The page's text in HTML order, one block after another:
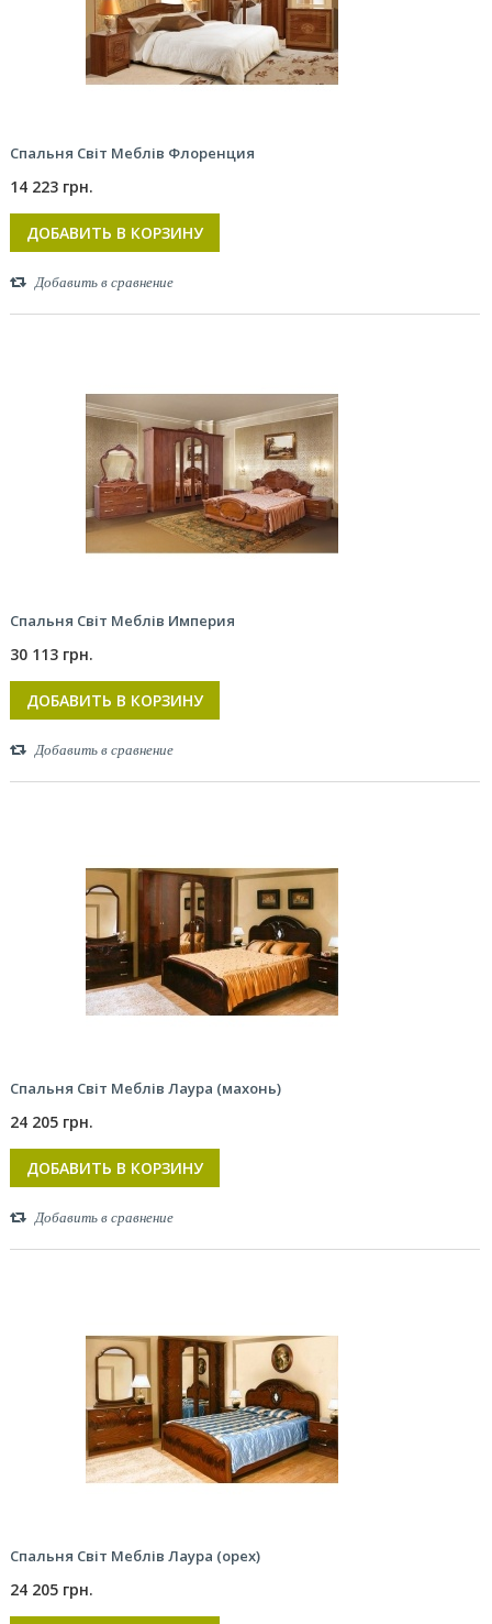
Спальня Світ Меблів Флоренция
14 223 грн.
ДОБАВИТЬ В КОРЗИНУ
Добавить в сравнение
Спальня Світ Меблів Империя
30 113 грн.
ДОБАВИТЬ В КОРЗИНУ
Добавить в сравнение
Спальня Світ Меблів Лаура (махонь)
24 205 грн.
ДОБАВИТЬ В КОРЗИНУ
Добавить в сравнение
Спальня Світ Меблів Лаура (орех)
24 205 грн.